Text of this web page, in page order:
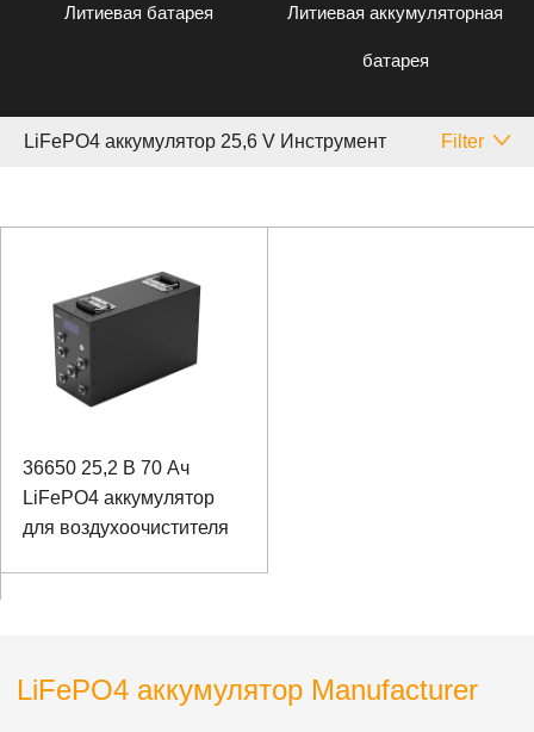
Литиевая батарея Литиевая аккумуляторная
батарея
LiFePO4 аккумулятор 25,6 V Инструмент Filter
36650 25,2 В 70 Ач
LiFePO4 аккумулятор
для воздухоочистителя
LiFePO4 аккумулятор Manufacturer